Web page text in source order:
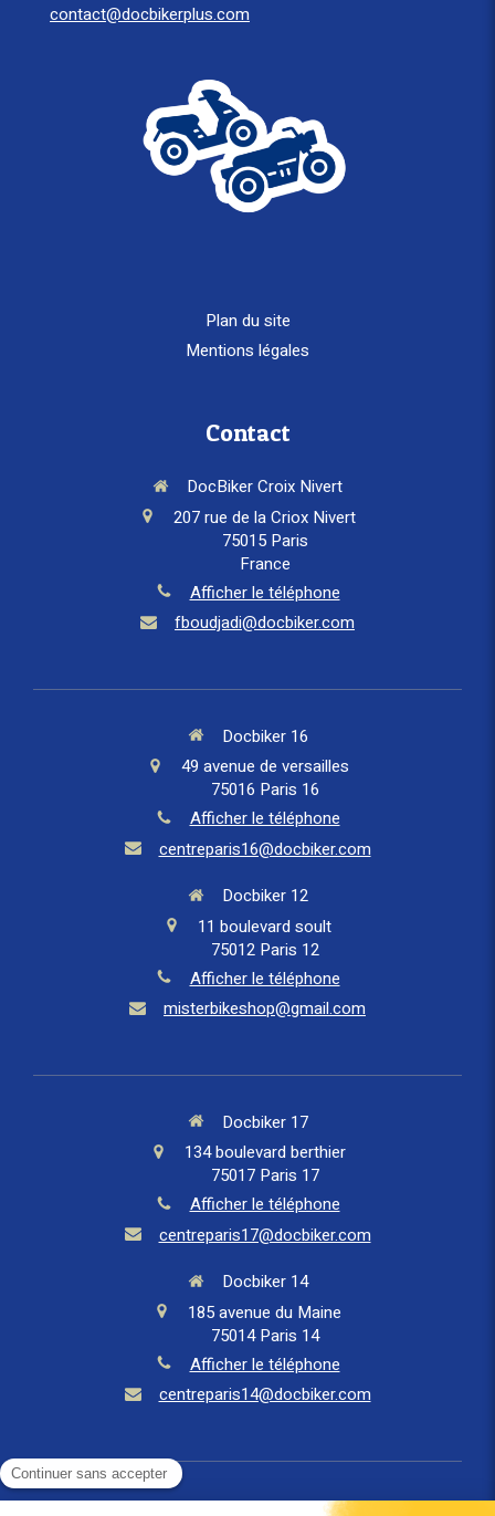
contact@docbikerplus.com
Plan du site
Mentions légales
Contact
DocBiker Croix Nivert
207 rue de la Criox Nivert
75015 Paris
France
Afficher le téléphone
fboudjadi@docbiker.com
Docbiker 16
49 avenue de versailles
75016 Paris 16
Afficher le téléphone
centreparis16@docbiker.com
Docbiker 12
11 boulevard soult
75012 Paris 12
Afficher le téléphone
misterbikeshop@gmail.com
Docbiker 17
134 boulevard berthier
75017 Paris 17
Afficher le téléphone
centreparis17@docbiker.com
Docbiker 14
185 avenue du Maine
75014 Paris 14
Afficher le téléphone
centreparis14@docbiker.com
DocBiker Requebrune sur Argens